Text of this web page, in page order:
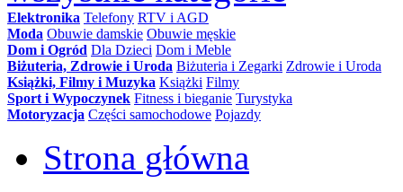
Elektronika Telefony RTV i AGD
Moda Obuwie damskie Obuwie męskie
Dom i Ogród Dla Dzieci Dom i Meble
Biżuteria, Zdrowie i Uroda Biżuteria i Zegarki Zdrowie i Uroda
Książki, Filmy i Muzyka Książki Filmy
Sport i Wypoczynek Fitness i bieganie Turystyka
Motoryzacja Części samochodowe Pojazdy
Strona główna